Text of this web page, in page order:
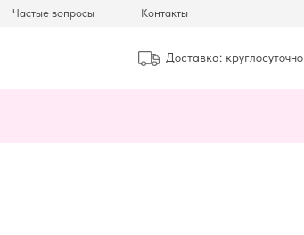
Частые вопросы Контакты
Доставка: круглосуточно